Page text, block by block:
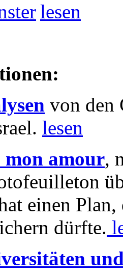
lesen
von den
lesen
amour,
einen Plan,
dürfte.